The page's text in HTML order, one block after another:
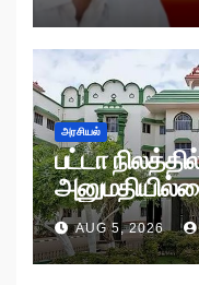
அரசியல்
பட்டா
உத்தரவு!
AUG 5, 2026